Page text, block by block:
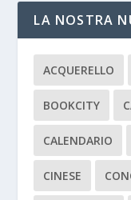
LA NOSTRA
ACQUERELLO
BOOKCITY
CALENDARIO
CINESE